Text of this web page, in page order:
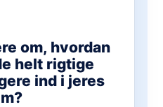
om, hvordan
helt rigtige
ind i jeres